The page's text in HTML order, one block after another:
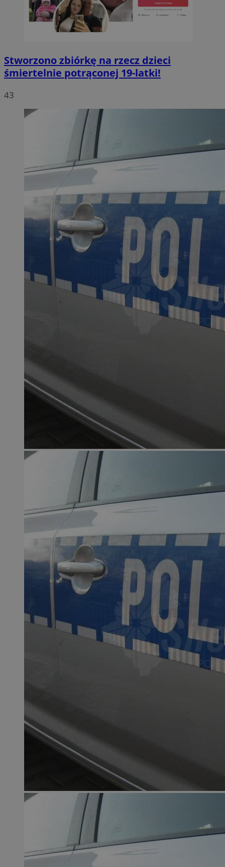
Stworzono zbiórkę na rzecz dzieci
śmiertelnie potrąconej 19-latki!
43